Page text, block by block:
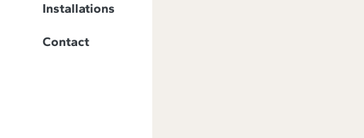
Installations
Contact